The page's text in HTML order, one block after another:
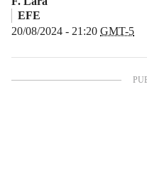
EFE
20/08/2024 - 21:20 GMT-5